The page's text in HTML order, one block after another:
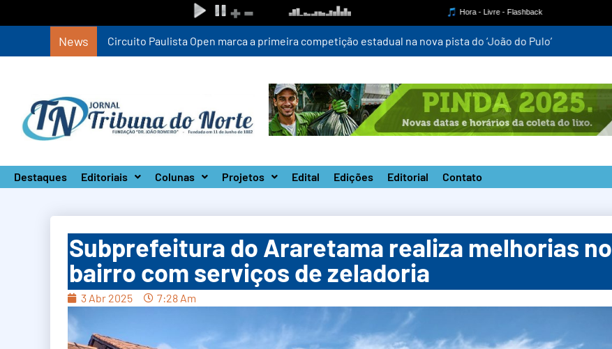
News Circuito Paulista Open marca a primeira competição estadual na nova pista do ‘João do Pulo’
Destaques Editoriais Colunas Projetos Edital Edições Editorial Contato
Subprefeitura do Araretama realiza melhorias no
bairro com serviços de zeladoria
3 Abr 2025 7:28 Am